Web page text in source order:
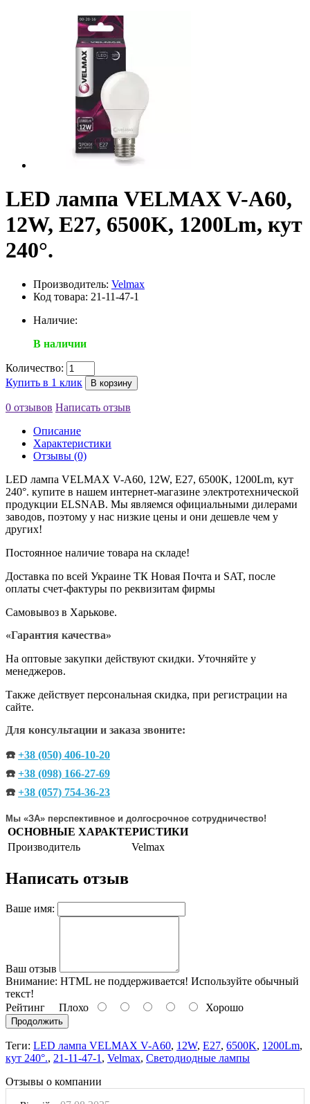
LED лампа VELMAX V-А60,
12W, E27, 6500K, 1200Lm, кут
240°.
Производитель: Velmax
Код товара: 21-11-47-1
Наличие:
В наличии
Количество:
Купить в 1 клик
В корзину
0 отзывов Написать отзыв
Описание
Характеристики
Отзывы (0)
LED лампа VELMAX V-А60, 12W, E27, 6500K, 1200Lm, кут
240°. купите в нашем интернет-магазине электротехнической
продукции ELSNAB. Мы являемся официальными дилерами
заводов, поэтому у нас низкие цены и они дешевле чем у
других!
Постоянное наличие товара на складе!
Доставка по всей Украине ТК Новая Почта и SAT, после
оплаты счет-фактуры по реквизитам фирмы
Самовывоз в Харькове.
«Гарантия качества»
На оптовые закупки действуют скидки. Уточняйте у
менеджеров.
Также действует персональная скидка, при регистрации на
сайте.
Для консультации и заказа звоните:
☎️ +38 (050) 406-10-20
☎️ +38 (098) 166-27-69
☎️ +38 (057) 754-36-23
Мы «ЗА» перспективное и долгосрочное сотрудничество!
ОСНОВНЫЕ ХАРАКТЕРИСТИКИ
Производитель
Velmax
Написать отзыв
Ваше имя:
Ваш отзыв
Внимание: HTML не поддерживается! Используйте обычный
текст!
Рейтинг Плохо Хорошо
Продолжить
Теги: LED лампа VELMAX V-А60, 12W, E27, 6500K, 1200Lm,
кут 240°., 21-11-47-1 , Velmax, Светодиодные лампы
Отзывы о компании